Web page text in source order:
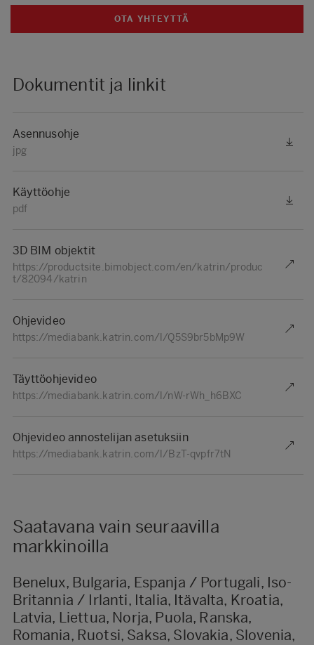
OTA YHTEYTTÄ
Dokumentit ja linkit
Asennusohje
jpg
Käyttöohje
pdf
3D BIM objektit
https://productsite.bimobject.com/en/katrin/produc
t/82094/katrin
Ohjevideo
https://mediabank.katrin.com/l/Q5S9br5bMp9W
Täyttöohjevideo
https://mediabank.katrin.com/l/nW-rWh_h6BXC
Ohjevideo annostelijan asetuksiin
https://mediabank.katrin.com/l/BzT-qvpfr7tN
Saatavana vain seuraavilla
markkinoilla
Benelux, Bulgaria, Espanja / Portugali, Iso-
Britannia / Irlanti, Italia, Itävalta, Kroatia,
Latvia, Liettua, Norja, Puola, Ranska,
Romania, Ruotsi, Saksa, Slovakia, Slovenia,